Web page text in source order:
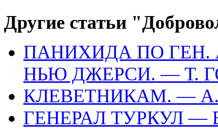
Другие статьи
ПАНИХИДА ПО ГЕН.
НЬЮ ДЖЕРСИ. — Т.
КЛЕВЕТНИКАМ. —
ГЕНЕРАЛ ТУРКУЛ